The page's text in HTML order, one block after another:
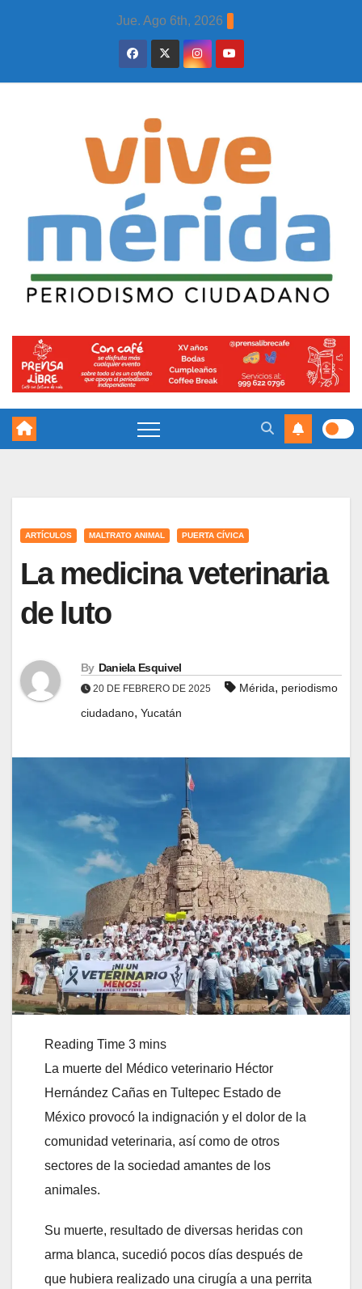
Jue. Ago 6th, 2026
ARTÍCULOS MALTRATO ANIMAL PUERTA CÍVICA
La medicina veterinaria
de luto
By Daniela Esquivel
20 DE FEBRERO DE 2025 Mérida, periodismo
ciudadano, Yucatán
La muerte del Médico veterinario Héctor
Hernández Cañas en Tultepec Estado de
México provocó la indignación y el dolor de la
comunidad veterinaria, así como de otros
sectores de la sociedad amantes de los
animales.
Su muerte, resultado de diversas heridas con
arma blanca, sucedió pocos días después de
que hubiera realizado una cirugía a una perrita